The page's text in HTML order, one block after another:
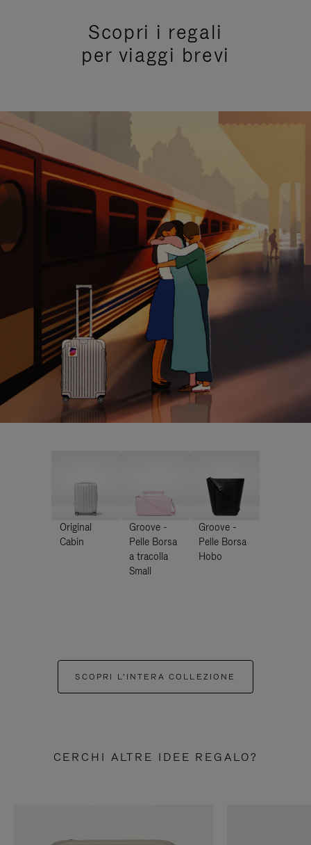
Scopri i regali
per viaggi brevi
Original
Cabin
Groove -
Pelle Borsa
a tracolla
Small
Groove -
Pelle Borsa
Hobo
SCOPRI L'INTERA COLLEZIONE
CERCHI ALTRE IDEE REGALO?